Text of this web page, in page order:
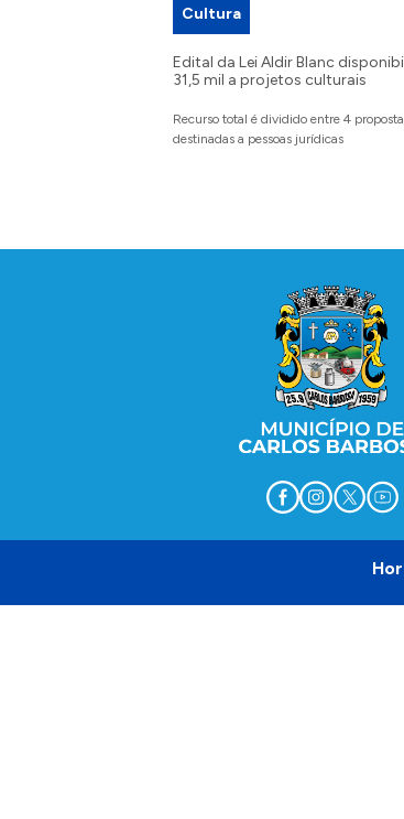
Cultura
Edital da Lei Aldir Blanc
31,5 mil a projetos culturais
Recurso total é dividido entre 4
destinadas a pessoas jurídicas